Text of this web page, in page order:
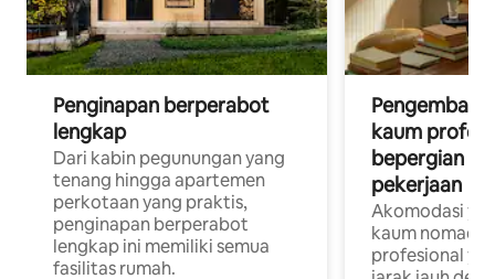
Penginapan berperabot
lengkap
Dari kabin pegunungan yang
tenang hingga apartemen
perkotaan yang praktis,
penginapan berperabot
lengkap ini memiliki semua
fasilitas rumah.
Pengembara
kaum
bepergian
pekerjaan
Akomodasi
kaum
profesional